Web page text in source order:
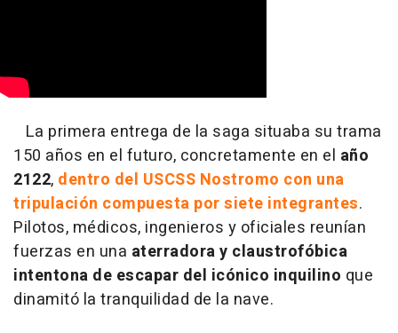
La primera entrega de la saga situaba su trama
150 años en el futuro, concretamente en el año
2122, dentro del USCSS Nostromo con una
tripulación compuesta por siete integrantes.
Pilotos, médicos, ingenieros y oficiales reunían
fuerzas en una aterradora y claustrofóbica
intentona de escapar del icónico inquilino que
dinamitó la tranquilidad de la nave.